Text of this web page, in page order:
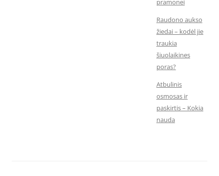
pramonei
Raudono aukso
žiedai – kodėl jie
traukia
šiuolaikines
poras?
Atbulinis
osmosas ir
paskirtis – Kokia
nauda